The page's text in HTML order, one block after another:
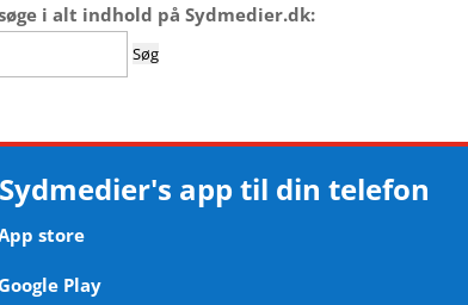
i alt indhold på Sydmedier.dk:
app til din telefon
store
Play